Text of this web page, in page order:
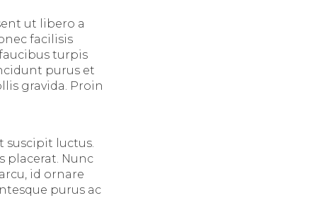
ut libero a
facilisis
turpis
purus et
gravida. Proin
suscipit luctus.
placerat. Nunc
id ornare
purus ac